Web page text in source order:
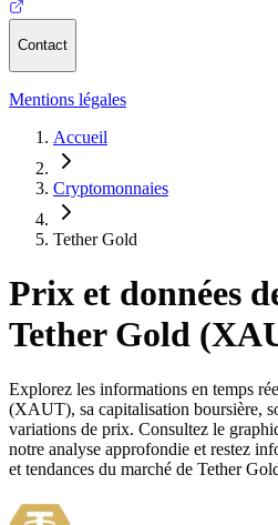
Contact
Mentions légales
Accueil
Cryptomonnaies
Tether Gold
Prix et données
Tether Gold
Explorez les informations en temps
(XAUT), sa capitalisation boursière,
variations de prix. Consultez le
notre analyse approfondie et restez
et tendances du marché de Tether